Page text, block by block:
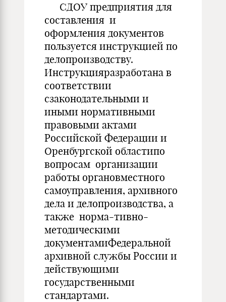
СДОУ предприятия для
составления и
оформления документов
пользуется инструкцией по
делопроизводству.
Инструкцияразработана в
соответствии
сзаконодательными и
иными нормативными
правовыми актами
Российской Федерации и
Оренбургской областипо
вопросам организации
работы органовместного
самоуправления, архивного
дела и делопроизводства, а
также норма-тивно-
методическими
документамиФедеральной
архивной службы России и
действующими
государственными
стандартами.